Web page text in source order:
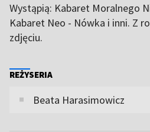
Wystąpią: Kabaret Moralnego
Kabaret Neo - Nówka i inni. Z
zdjęciu.
REŻYSERIA
Beata Harasimowicz